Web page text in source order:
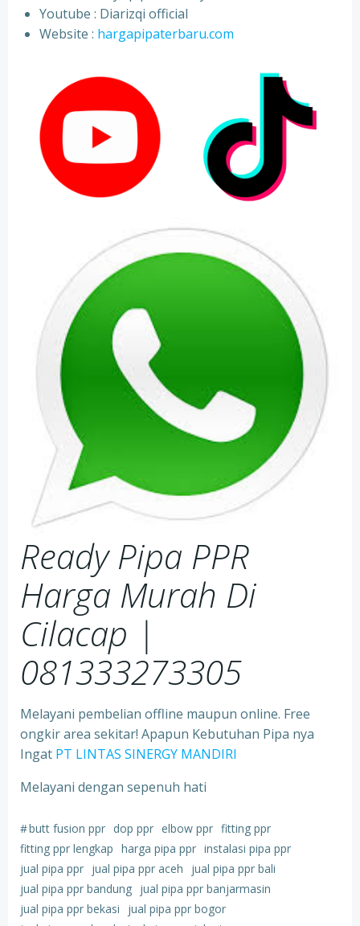
⁠Youtube : Diarizqi official
⁠Website : hargapipaterbaru.com
Ready Pipa PPR
Harga Murah Di
Cilacap |
081333273305
Melayani pembelian offline maupun online. Free
ongkir area sekitar! Apapun Kebutuhan Pipa nya
Ingat PT LINTAS SINERGY MANDIRI
Melayani dengan sepenuh hati
#butt fusion ppr dop ppr elbow ppr fitting ppr
fitting ppr lengkap harga pipa ppr instalasi pipa ppr
jual pipa ppr jual pipa ppr aceh
jual pipa ppr bali
jual pipa ppr bandung jual pipa ppr banjarmasin
jual pipa ppr bekasi
jual pipa ppr bogor